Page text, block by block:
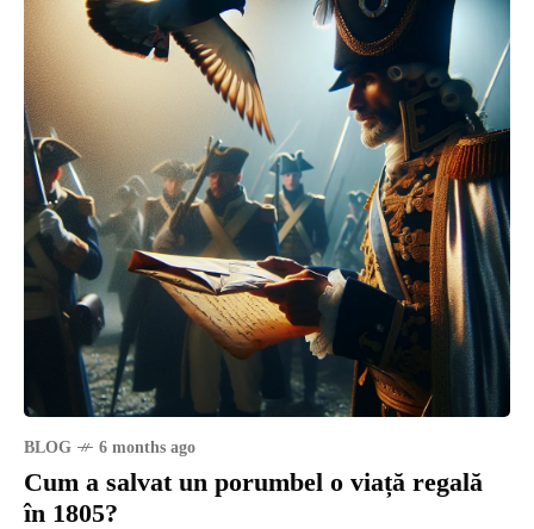
BLOG 6 months ago
Cum a salvat un porumbel o viață regală
în 1805?